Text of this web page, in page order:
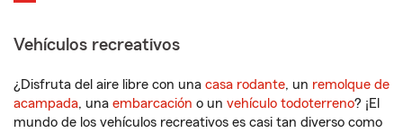
Vehículos recreativos
¿Disfruta del aire libre con una casa rodante, un remolque de
acampada, una embarcación o un vehículo todoterreno? ¡El
mundo de los vehículos recreativos es casi tan diverso como